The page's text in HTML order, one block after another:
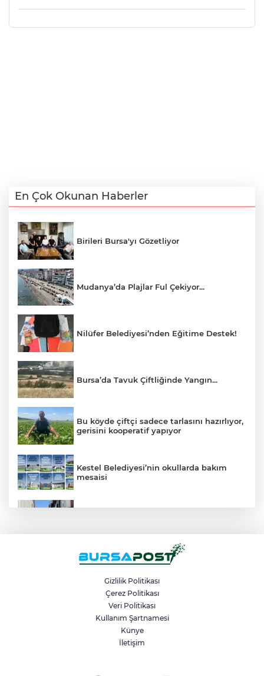
En Çok Okunan Haberler
Birileri Bursa'yı Gözetliyor
Mudanya’da Plajlar Ful Çekiyor...
Nilüfer Belediyesi’nden Eğitime Destek!
Bursa’da Tavuk Çiftliğinde Yangın...
Bu köyde çiftçi sadece tarlasını hazırlıyor,
gerisini kooperatif yapıyor
Kestel Belediyesi’nin okullarda bakım
mesaisi
Büyükorhan’da şenlik coşkusu
Hatalı sollama yapan hafriyat kamyonu
kamerada
Gizlilik Politikası
Çerez Politikası
Veri Politikası
Kullanım Şartnamesi
Künye
İletişim